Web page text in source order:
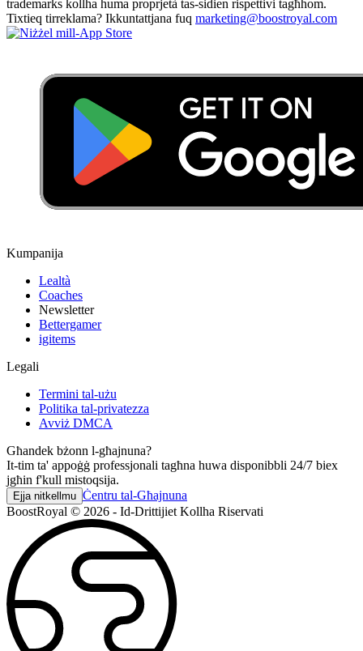
trademarks kollha huma proprjetà tas-sidien rispettivi tagħhom.
Tixtieq tirreklama? Ikkuntattjana fuq marketing@boostroyal.com
Kumpanija
Lealtà
Coaches
Newsletter
Bettergamer
igitems
Legali
Termini tal-użu
Politika tal-privatezza
Avviż DMCA
Għandek bżonn l-għajnuna?
It-tim ta' appoġġ professjonali tagħna huwa disponibbli 24/7 biex
jgħin f'kull mistoqsija.
Ejja nitkellmu Ċentru tal-Għajnuna
BoostRoyal © 2026 - Id-Drittijiet Kollha Riservati